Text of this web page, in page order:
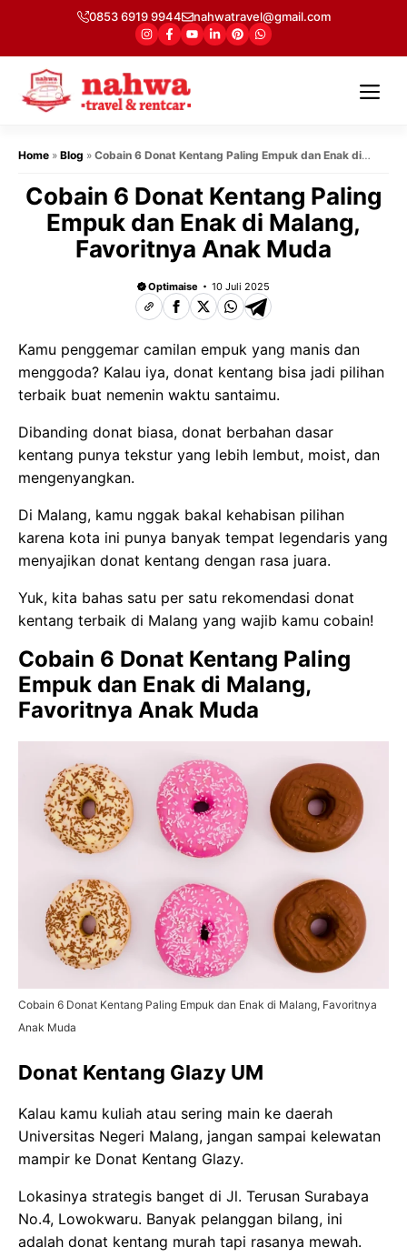
isi
0853 6919 9944 nahwatravel@gmail.com
Home » Blog » Cobain 6 Donat Kentang Paling Empuk dan Enak di
Cobain 6 Donat Kentang Paling
Empuk dan Enak di Malang,
Favoritnya Anak Muda
Optimaise 10 Juli 2025
Kamu penggemar camilan empuk yang manis dan
menggoda? Kalau iya, donat kentang bisa jadi pilihan
terbaik buat nemenin waktu santaimu.
Dibanding donat biasa, donat berbahan dasar
kentang punya tekstur yang lebih lembut, moist, dan
mengenyangkan.
Di Malang, kamu nggak bakal kehabisan pilihan
karena kota ini punya banyak tempat legendaris yang
menyajikan donat kentang dengan rasa juara.
Yuk, kita bahas satu per satu rekomendasi donat
kentang terbaik di Malang yang wajib kamu cobain!
Cobain 6 Donat Kentang Paling
Empuk dan Enak di Malang,
Favoritnya Anak Muda
Cobain 6 Donat Kentang Paling Empuk dan Enak di Malang, Favoritnya
Anak Muda
Donat Kentang Glazy UM
Kalau kamu kuliah atau sering main ke daerah
Universitas Negeri Malang, jangan sampai kelewatan
mampir ke Donat Kentang Glazy.
Lokasinya strategis banget di Jl. Terusan Surabaya
No.4, Lowokwaru. Banyak pelanggan bilang, ini
adalah donat kentang murah tapi rasanya mewah.